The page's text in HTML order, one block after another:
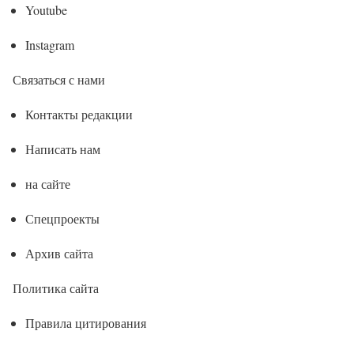
Youtube
Instagram
Связаться с нами
Контакты редакции
Написать нам
на сайте
Спецпроекты
Архив сайта
Политика сайта
Правила цитирования